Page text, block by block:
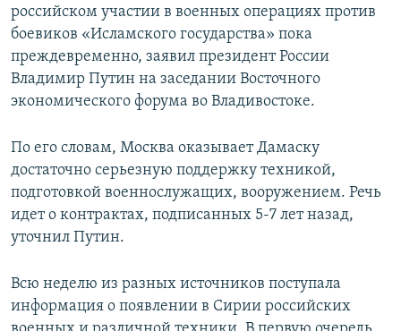
российском участии в военных операциях против
боевиков «Исламского государства» пока
преждевременно, заявил президент России
Владимир Путин на заседании Восточного
экономического форума во Владивостоке.
По его словам, Москва оказывает Дамаску
достаточно серьезную поддержку техникой,
подготовкой военнослужащих, вооружением. Речь
идет о контрактах, подписанных 5-7 лет назад,
уточнил Путин.
Всю неделю из разных источников поступала
информация о появлении в Сирии российских